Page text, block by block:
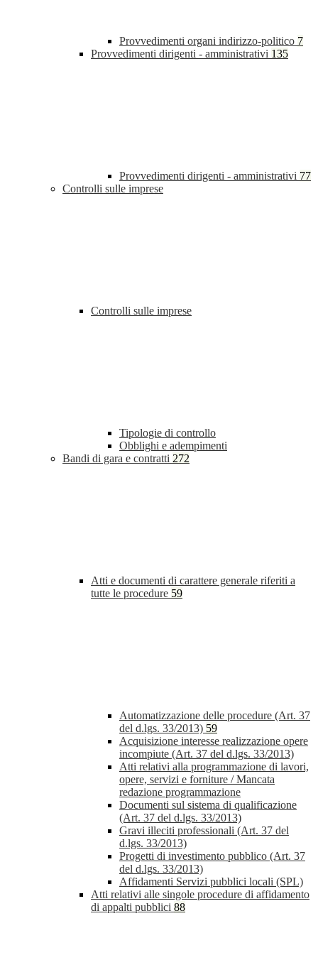
Provvedimenti organi indirizzo-politico 7
Provvedimenti dirigenti - amministrativi 135
Provvedimenti dirigenti - amministrativi 77
Controlli sulle imprese
Controlli sulle imprese
Tipologie di controllo
Obblighi e adempimenti
Bandi di gara e contratti 272
Atti e documenti di carattere generale riferiti a
tutte le procedure 59
Automatizzazione delle procedure (Art. 37
del d.lgs. 33/2013) 59
Acquisizione interesse realizzazione opere
incompiute (Art. 37 del d.lgs. 33/2013)
Atti relativi alla programmazione di lavori,
opere, servizi e forniture / Mancata
redazione programmazione
Documenti sul sistema di qualificazione
(Art. 37 del d.lgs. 33/2013)
Gravi illeciti professionali (Art. 37 del
d.lgs. 33/2013)
Progetti di investimento pubblico (Art. 37
del d.lgs. 33/2013)
Affidamenti Servizi pubblici locali (SPL)
Atti relativi alle singole procedure di affidamento
di appalti pubblici 88